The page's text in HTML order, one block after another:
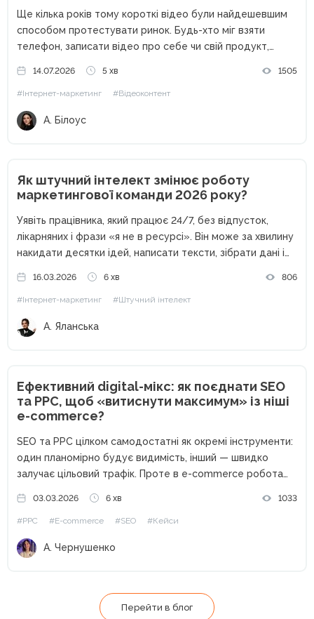
Ще кілька років тому короткі відео були найдешевшим
способом протестувати ринок. Будь-хто міг взяти
телефон, записати відео про себе чи свій продукт,
перших клієнтів. Сьогодні ситуація кардинально
змінилася. Кількість контенту зросла в рази,...
14.07.2026 5 хв 1505
#Інтернет-маркетинг #Відеоконтент
А. Білоус
Як штучний інтелект змінює роботу
маркетингової команди 2026 року?
Уявіть працівника, який працює 24/7, без відпусток,
лікарняних і фрази «я не в ресурсі». Він може за хвилину
накидати десятки ідей, написати тексти, зібрати дані і
співробітник, правда? Перша думка, ChatGPT. Але
сьогодні...
16.03.2026 6 хв 806
#Інтернет-маркетинг #Штучний інтелект
А. Яланська
Ефективний digital-мікс: як поєднати SEO
та PPC, щоб «витиснути максимум» із ніші
e-commerce?
SEO та PPC цілком самодостатні як окремі інструменти:
один планомірно будує видимість, інший — швидко
залучає цільовий трафік. Проте в e-commerce робота
загальний результат. На прикладі кейсу Webpromo та
Samsung Experience Store розберемо,...
03.03.2026 6 хв 1033
#PPC #E-commerce #SEO #Кейси
А. Чернушенко
Перейти в блог